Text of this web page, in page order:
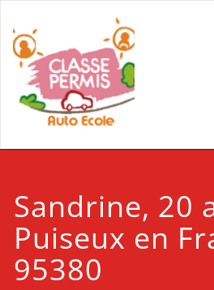
Sandrine, 20
Puiseux en
95380